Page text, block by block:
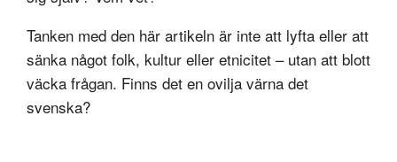
Tanken med den här artikeln är inte att lyfta eller att
sänka något folk, kultur eller etnicitet – utan att blott
väcka frågan. Finns det en ovilja värna det
svenska?